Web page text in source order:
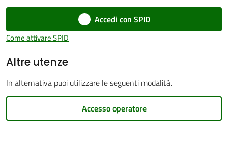
Servizi
on-
Accedi con SPID
Come attivare SPID
Altre utenze
In alternativa puoi utilizzare le seguenti modalità.
Accesso operatore